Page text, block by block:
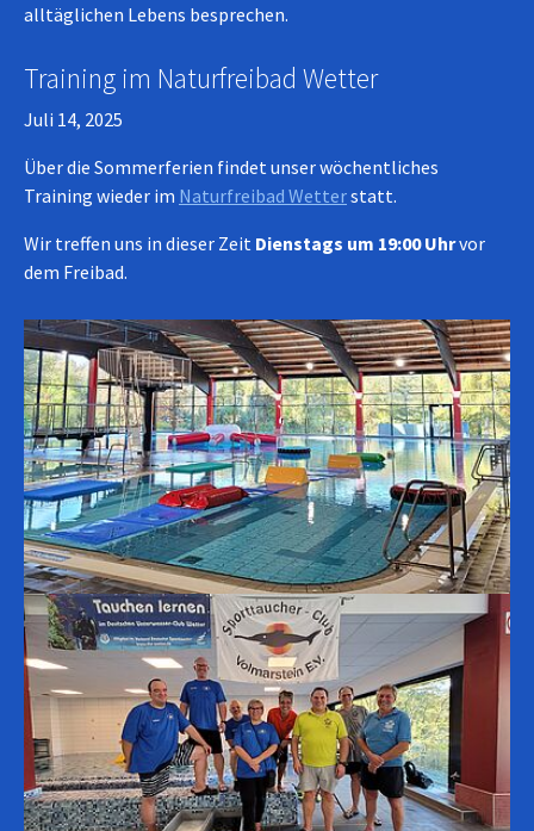
alltäglichen Lebens besprechen.
Training im Naturfreibad Wetter
Juli 14, 2025
Über die Sommerferien findet unser wöchentliches
Training wieder im Naturfreibad Wetterstatt.
Wir treffen uns in dieser Zeit Dienstags um 19:00 Uhrvor
dem Freibad.